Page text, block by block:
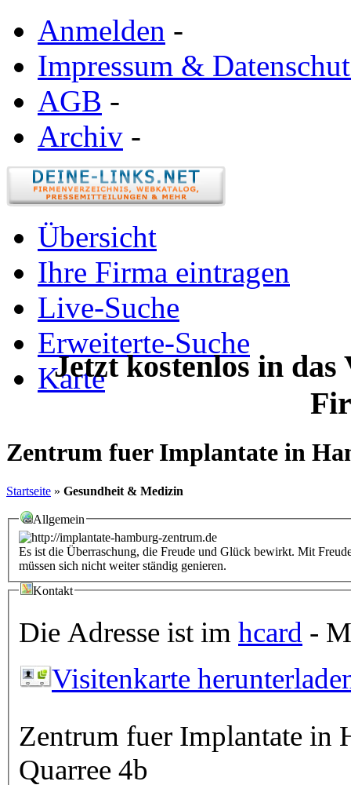
Anmelden -
Impressum &
AGB -
Archiv -
Übersicht
Ihre Firma eintragen
Live-Suche
Erweiterte-Suche
Karte
Jetzt kostenlos in
Zentrum fuer Implantate in
Startseite » Gesundheit & Medizin
Allgemein
Es ist die Überraschung, die Freude und Glück bewirkt. Mit
müssen sich nicht weiter ständig genieren.
Kontakt
Die Adresse ist im hcard -
Visitenkarte
Zentrum fuer Implantate in
Quarree 4b